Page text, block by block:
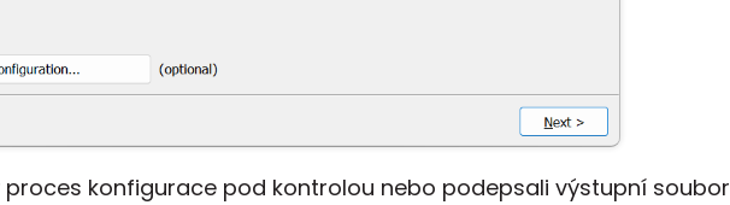
proces konfigurace pod kontrolou nebo podepsali výstupní soubor